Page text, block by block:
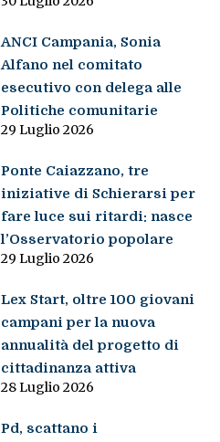
ANCI Campania, Sonia
Alfano nel comitato
esecutivo con delega alle
Politiche comunitarie
29 Luglio 2026
Ponte Caiazzano, tre
iniziative di Schierarsi per
fare luce sui ritardi: nasce
l’Osservatorio popolare
29 Luglio 2026
Lex Start, oltre 100 giovani
campani per la nuova
annualità del progetto di
cittadinanza attiva
28 Luglio 2026
Pd, scattano i